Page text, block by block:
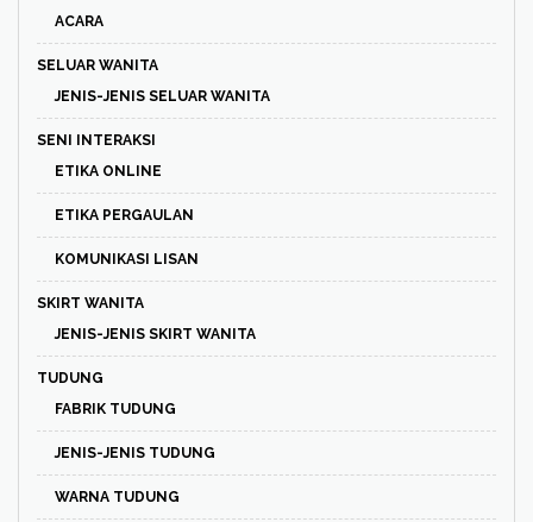
ACARA
SELUAR WANITA
JENIS-JENIS SELUAR WANITA
SENI INTERAKSI
ETIKA ONLINE
ETIKA PERGAULAN
KOMUNIKASI LISAN
SKIRT WANITA
JENIS-JENIS SKIRT WANITA
TUDUNG
FABRIK TUDUNG
JENIS-JENIS TUDUNG
WARNA TUDUNG